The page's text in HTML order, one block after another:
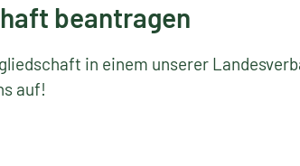
beantragen
in einem unserer
auf!